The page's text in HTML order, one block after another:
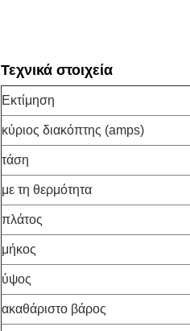
Τεχνικά στοιχεία
Εκτίμηση
κύριος διακόπτης (amps)
τάση
με τη θερμότητα
πλάτος
μήκος
ύψος
ακαθάριστο βάρος